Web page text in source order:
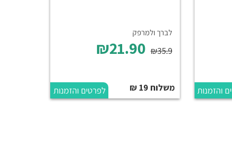
והזמנות
לברך ולמרפק
₪21.90 ₪35.9
משלוח 19 ₪ לפרטים והזמנות